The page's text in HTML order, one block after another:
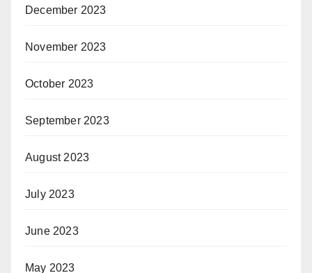
December 2023
November 2023
October 2023
September 2023
August 2023
July 2023
June 2023
May 2023